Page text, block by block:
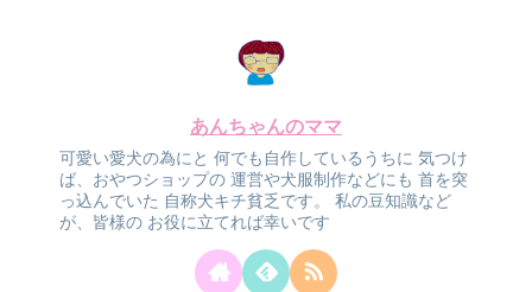
あんちゃんのママ
可愛い愛犬の為にと 何でも自作しているうちに 気つけ
ば、おやつショップの 運営や犬服制作などにも 首を突
っ込んでいた 自称犬キチ貧乏です。
私の豆知識など
が、皆様の お役に立てれば幸いです